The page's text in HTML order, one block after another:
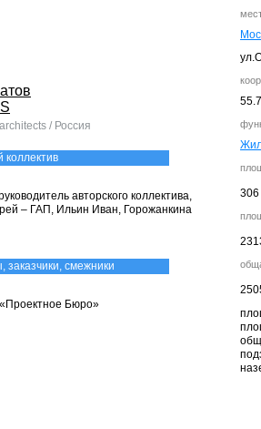
/ Россия
коллектив
авторского коллектива,
– ГАП, Ильин Иван, Горожанкина
заказчики, смежники
Бюро»